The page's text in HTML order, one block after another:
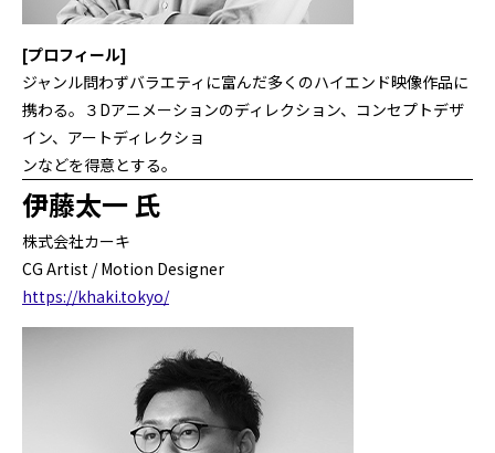
[プロフィール]
ジャンル問わずバラエティに富んだ多くのハイエンド映像作品に
携わる。３Dアニメーションのディレクション、コンセプトデザ
イン、アートディレクショ
ンなどを得意とする。
伊藤太一 氏
株式会社カーキ
CG Artist / Motion Designer
https://khaki.tokyo/